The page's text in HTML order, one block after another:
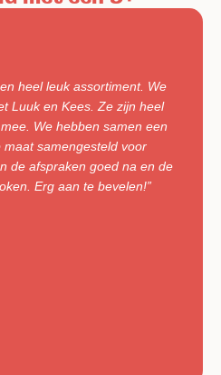
heel leuk assortiment. We
Luuk en Kees. Ze zijn heel
We hebben samen een
samengesteld voor
de afspraken goed na en de
Erg aan te bevelen!”